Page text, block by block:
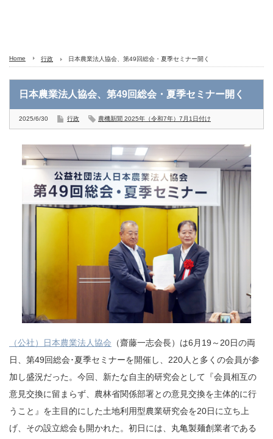
Home 行政 日本農業法人協会、第49回総会・夏季セミナー開く
日本農業法人協会、第49回総会・夏季セミナー開く
2025/6/30 行政 農機新聞 2025年（令和7年）7月1日付け
（公社）日本農業法人協会 （齋藤一志会長）は6月19～20日の両
日、第49回総会･夏季セミナーを開催し、220人と多くの会員が参
加し盛況だった。今回、新たな自主的研究会として『会員相互の
意見交換に留まらず、農林省関係部署との意見交換を主体的に行
うこと』を主目的にした土地利用型農業研究会を20日に立ち上
げ、その設立総会も開かれた。初日には、丸亀製麺創業者である